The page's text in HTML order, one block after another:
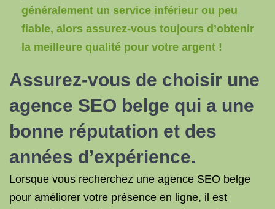
généralement un service inférieur ou peu
fiable, alors assurez-vous toujours d’obtenir
la meilleure qualité pour votre argent !
Assurez-vous de choisir une
agence SEO belge qui a une
bonne réputation et des
années d’expérience.
Lorsque vous recherchez une agence SEO belge
pour améliorer votre présence en ligne, il est